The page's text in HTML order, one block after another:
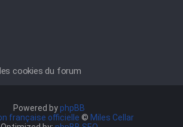
cookies du forum
Powered byphpBB
française officielle © Miles Cellar